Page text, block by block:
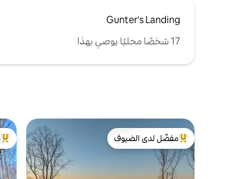
Gunter's Landing
17 شخصًا محليًا يوصي بهذا
من أبرز البيوت المفضّلة لدى الضيوف
مفضّل لدى الضيوف